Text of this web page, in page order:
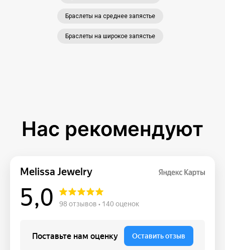
Браслеты на среднее запястье
Браслеты на широкое запястье
Нас рекомендуют